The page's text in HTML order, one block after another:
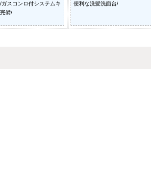
スコンロ付システムキ
備/
便利な洗髪洗面台/